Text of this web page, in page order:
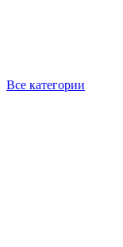
Все категории